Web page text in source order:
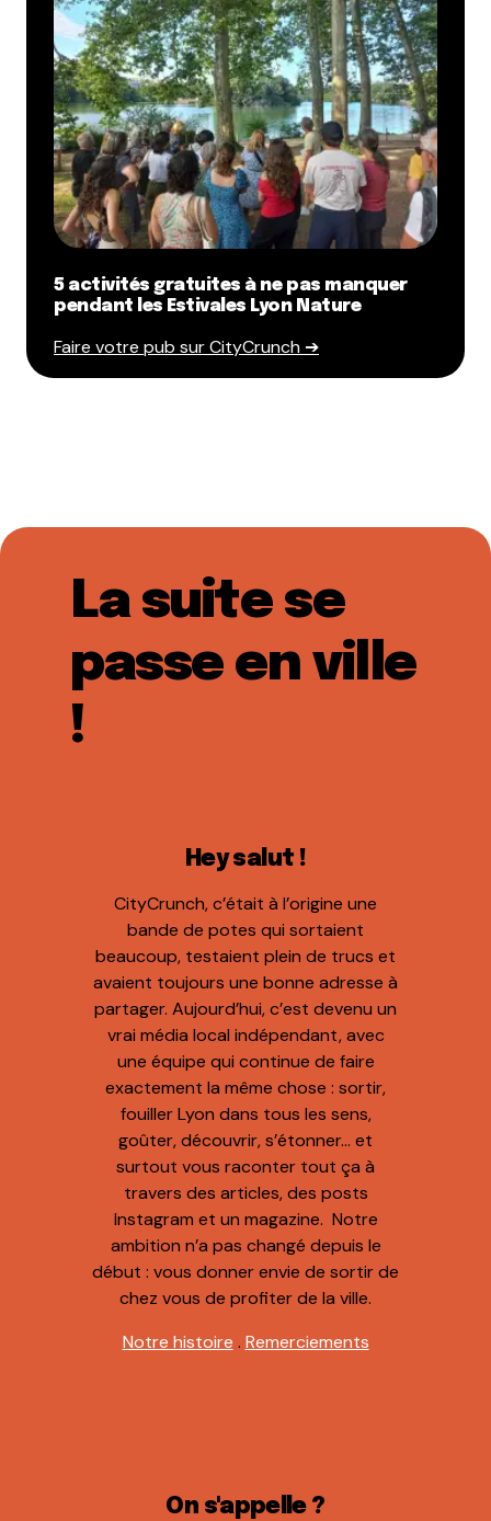
5 activités gratuites à ne pas manquer
pendant les Estivales Lyon Nature
Faire votre pub sur CityCrunch ➔
La suite se
passe en ville
!
Hey salut !
CityCrunch, c’était à l’origine une
bande de potes qui sortaient
beaucoup, testaient plein de trucs et
avaient toujours une bonne adresse à
partager. Aujourd’hui, c’est devenu un
vrai média local indépendant, avec
une équipe qui continue de faire
exactement la même chose : sortir,
fouiller Lyon dans tous les sens,
goûter, découvrir, s’étonner… et
surtout vous raconter tout ça à
travers des articles, des posts
Instagram et un magazine. Notre
ambition n’a pas changé depuis le
début : vous donner envie de sortir de
chez vous de profiter de la ville.
Notre histoire . Remerciements
On s'appelle ?